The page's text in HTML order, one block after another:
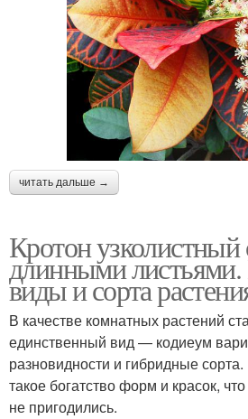
читать дальше →
Кротон
длинными
виды и сорта
В качестве комнатных растений
единственный вид — кодиеум
разновидности и гибридные
такое богатство форм и красок,
не пригодились.